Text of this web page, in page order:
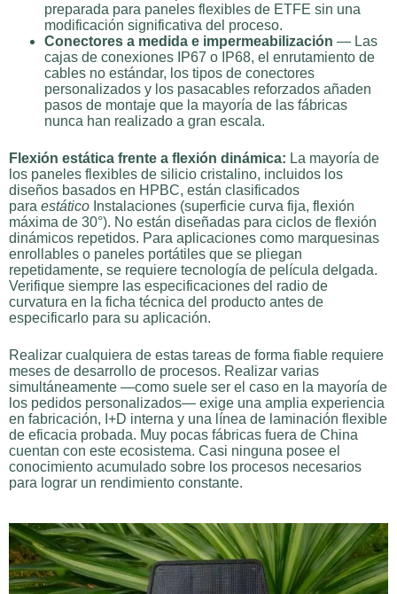
preparada para paneles flexibles de ETFE sin una
modificación significativa del proceso.
Conectores a medida e impermeabilización — Las
cajas de conexiones IP67 o IP68, el enrutamiento de
cables no estándar, los tipos de conectores
personalizados y los pasacables reforzados añaden
pasos de montaje que la mayoría de las fábricas
nunca han realizado a gran escala.
Flexión estática frente a flexión dinámica: La mayoría de
los paneles flexibles de silicio cristalino, incluidos los
diseños basados en HPBC, están clasificados
para estático Instalaciones (superficie curva fija, flexión
máxima de 30°). No están diseñadas para ciclos de flexión
dinámicos repetidos. Para aplicaciones como marquesinas
enrollables o paneles portátiles que se pliegan
repetidamente, se requiere tecnología de película delgada.
Verifique siempre las especificaciones del radio de
curvatura en la ficha técnica del producto antes de
especificarlo para su aplicación.
Realizar cualquiera de estas tareas de forma fiable requiere
meses de desarrollo de procesos. Realizar varias
simultáneamente —como suele ser el caso en la mayoría de
los pedidos personalizados— exige una amplia experiencia
en fabricación, I+D interna y una línea de laminación flexible
de eficacia probada. Muy pocas fábricas fuera de China
cuentan con este ecosistema. Casi ninguna posee el
conocimiento acumulado sobre los procesos necesarios
para lograr un rendimiento constante.